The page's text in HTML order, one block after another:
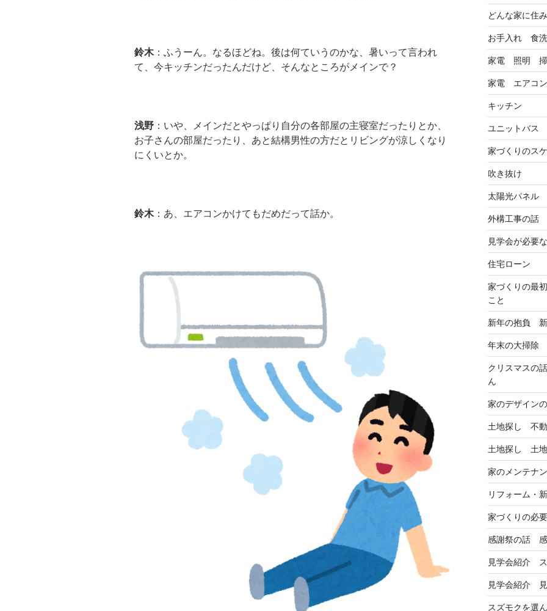
鈴木：ふうーん。なるほどね。後は何ていうのかな、暑いって言われ
て、今キッチンだったんだけど、そんなところがメインで？
浅野 ：いや、メインだとやっぱり自分の各部屋の主寝室だったりとか、
お子さんの部屋だったり、あと結構男性の方だとリビングが涼しくなり
にくいとか。
鈴木：あ、エアコンかけてもだめだって話か。
どんな家に住
お手入れ 食
家電 照明 掃
家電 エアコン
キッチン
ユニットバス
家づくりのス
吹き抜け
太陽光パネル
外構工事の話
見学会が必要
住宅ローン
家づくりの最
こと
新年の抱負 新
年末の大掃除
クリスマスの
ん
家のデザイン
土地探し 不動
土地探し 土地
家のメンテナン
リフォーム・
家づくりの必
感謝祭の話
見学会紹介
見学会紹介
スズモクを選